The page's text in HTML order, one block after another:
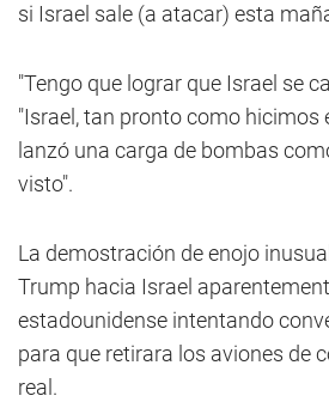
si Israel sale (a atacar) esta
"Tengo que lograr que Israel se
"Israel, tan pronto como hicimos
lanzó una carga de bombas
visto".
La demostración de enojo
Trump hacia Israel
estadounidense intentando
para que retirara los aviones de
real.